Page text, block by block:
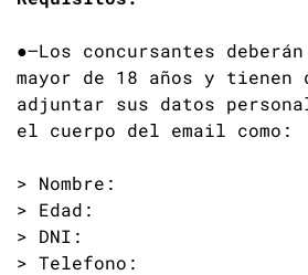
●—Los concursantes
mayor de 18 años y tienen
adjuntar sus datos
el cuerpo del email como:
> Nombre:
> Edad:
> DNI:
> Telefono: